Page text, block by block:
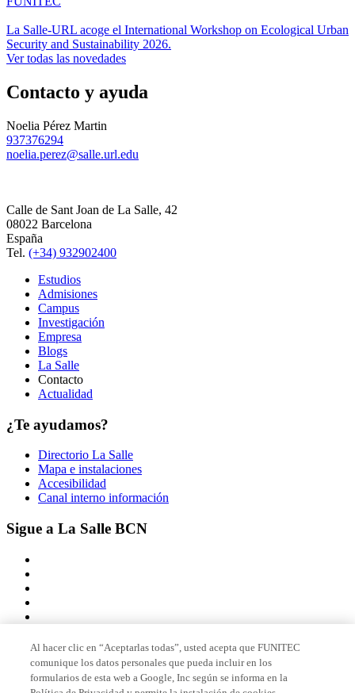
La Salle-URL acoge el International Workshop on Ecological Urban
Security and Sustainability 2026.
Ver todas las novedades
Contacto y ayuda
Noelia Pérez Martin
937376294
noelia.perez@salle.url.edu
Calle de Sant Joan de La Salle, 42
08022 Barcelona
España
Tel. (+34) 932902400
Estudios
Admisiones
Campus
Investigación
Empresa
Blogs
La Salle
Contacto
Actualidad
¿Te ayudamos?
Directorio La Salle
Mapa e instalaciones
Accesibilidad
Canal interno información
Sigue a La Salle BCN
Miembro de
Al hacer clic en “Aceptarlas todas”, usted acepta que FUNITEC
comunique los datos personales que pueda incluir en los
formularios de esta web a Google, Inc según se informa en la